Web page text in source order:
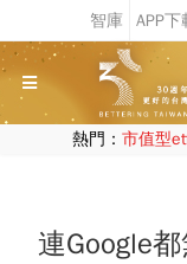
熱門： 市值型
連Google